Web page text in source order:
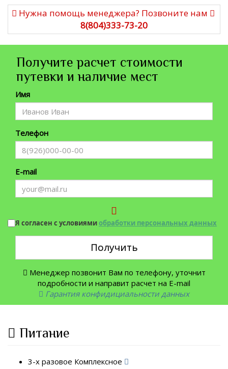
Нужна помощь менеджера? Позвоните нам
8(804)333-73-20
Получите расчет стоимости
путевки и наличие мест
Имя
Телефон
E-mail
Я согласен с условиямиобработки персональных данных
Получить
Менеджер позвонит Вам по телефону, уточнит
подробности и направит расчет на E-mail
Гарантия конфидициальности данных
Питание
3-х разовое Комплексное